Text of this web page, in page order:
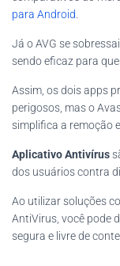
para Android.
Já o AVG se
sendo eficaz para
Assim, os dois apps
perigosos, mas o
simplifica a remoção
Aplicativo Antivírus
dos usuários contra
Ao utilizar soluções
AntiVirus, você pode
segura e livre de